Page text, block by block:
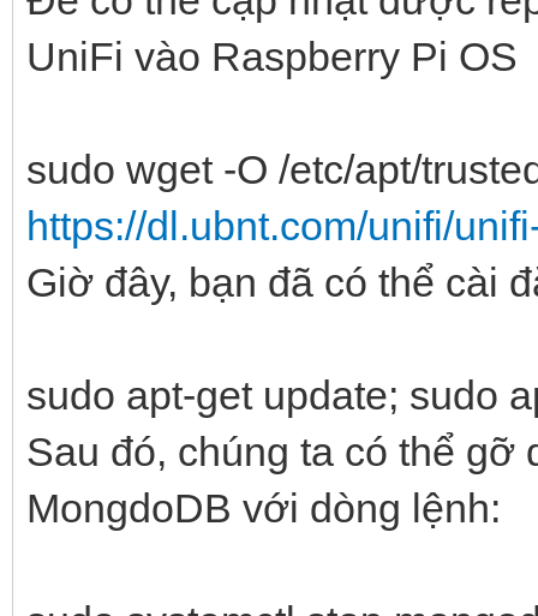
UniFi vào Raspberry Pi OS
sudo wget -O /etc/apt/
https://dl.ubnt.com/unifi/
Giờ đây, bạn đã có thể cài
sudo apt-get update; sudo
Sau đó, chúng ta có thể
MongdoDB với dòng lệnh: